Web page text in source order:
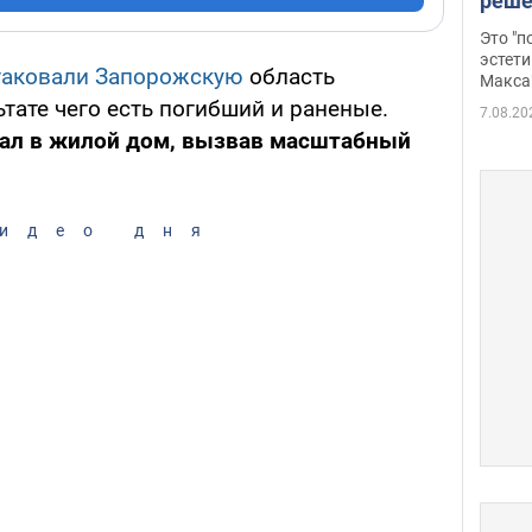
Запорожскую область
чего есть погибший и раненые.
в жилой дом, вызвав масштабный
дня
Это